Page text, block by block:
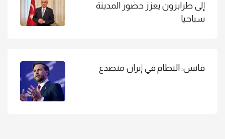
إلى طرابزون يعزز حضور المدينة
سياحيا
فانس: النظام في إيران متصدع